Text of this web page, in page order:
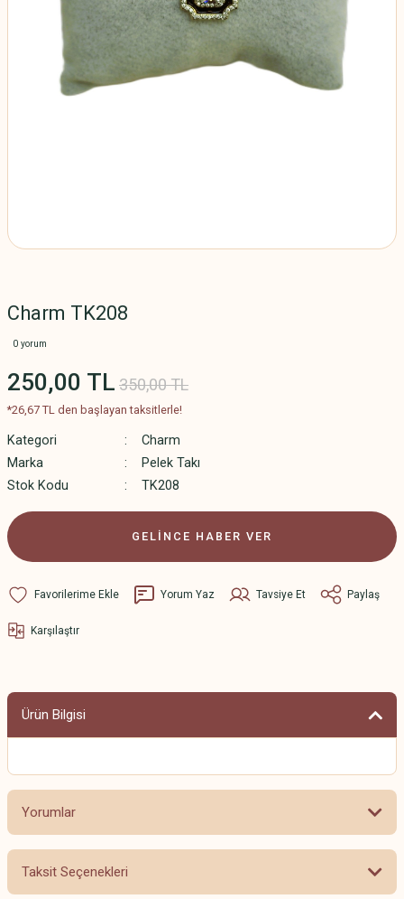
Charm TK208
0 yorum
250,00 TL 350,00 TL
*26,67 TL den başlayan taksitlerle!
Kategori
Charm
Marka
Pelek Takı
Stok Kodu
TK208
GELİNCE HABER VER
Yorum Yaz Tavsiye Et Paylaş
Karşılaştır
Ürün Bilgisi
Yorumlar
Bu ürüne ilk yorumu siz yapın!
Taksit Seçenekleri